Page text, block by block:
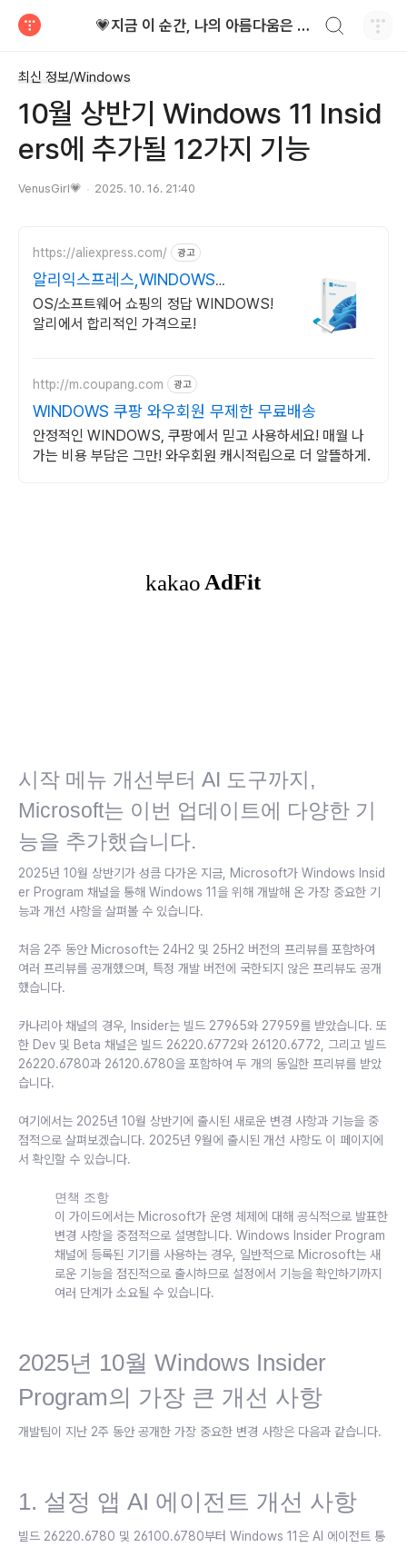
💗지금 이 순간, 나의 아름다움은 가장 빛난다!
최신 정보/Windows
10월 상반기 Windows 11 Insid
ers에 추가될 12가지 기능
VenusGirl💗 2025. 10. 16. 21:40
https://aliexpress.com/ 광고
알리익스프레스,WINDOWS
Windows 알리에서!
OS/소프트웨어 쇼핑의 정답 WINDOWS!
알리에서 합리적인 가격으로!
http://m.coupang.com 광고
WINDOWS 쿠팡 와우회원 무제한 무료배송
안정적인 WINDOWS, 쿠팡에서 믿고 사용하세요! 매월 나
가는 비용 부담은 그만! 와우회원 캐시적립으로 더 알뜰하게.
시작 메뉴 개선부터 AI 도구까지,
Microsoft는 이번 업데이트에 다양한 기
능을 추가했습니다.
2025년 10월 상반기가 성큼 다가온 지금, Microsoft가 Windows Insid
er Program 채널을 통해 Windows 11을 위해 개발해 온 가장 중요한 기
능과 개선 사항을 살펴볼 수 있습니다.
처음 2주 동안 Microsoft는 24H2 및 25H2 버전의 프리뷰를 포함하여
여러 프리뷰를 공개했으며, 특정 개발 버전에 국한되지 않은 프리뷰도 공개
했습니다.
카나리아 채널의 경우, Insider는 빌드 27965와 27959를 받았습니다. 또
한 Dev 및 Beta 채널은 빌드 26220.6772와 26120.6772, 그리고 빌드
26220.6780과 26120.6780을 포함하여 두 개의 동일한 프리뷰를 받았
습니다.
여기에서는 2025년 10월 상반기에 출시된 새로운 변경 사항과 기능을 중
점적으로 살펴보겠습니다. 2025년 9월에 출시된 개선 사항도 이 페이지에
서 확인할 수 있습니다.
면책 조항
이 가이드에서는 Microsoft가 운영 체제에 대해 공식적으로 발표한
변경 사항을 중점적으로 설명합니다. Windows Insider Program
채널에 등록된 기기를 사용하는 경우, 일반적으로 Microsoft는 새
로운 기능을 점진적으로 출시하므로 설정에서 기능을 확인하기까지
여러 단계가 소요될 수 있습니다.
2025년 10월 Windows Insider
Program의 가장 큰 개선 사항
개발팀이 지난 2주 동안 공개한 가장 중요한 변경 사항은 다음과 같습니다.
1. 설정 앱 AI 에이전트 개선 사항
빌드 26220.6780 및 26100.6780부터 Windows 11은 AI 에이전트 통